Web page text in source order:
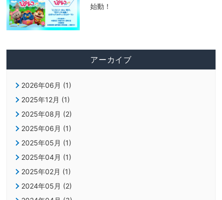
始動！
アーカイブ
2026年06月 (1)
2025年12月 (1)
2025年08月 (2)
2025年06月 (1)
2025年05月 (1)
2025年04月 (1)
2025年02月 (1)
2024年05月 (2)